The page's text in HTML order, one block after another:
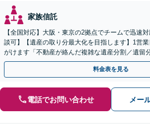
家族信託
【全国対応】大阪・東京の2拠点でチームで迅速
談可】【遺産の取り分最大化を目指します】1営
がけます「不動産が絡んだ複雑な遺産分割／遺留
執行／事業承継など、お任せください」【休日相
料金表を見る
電話でお問い合わせ メー